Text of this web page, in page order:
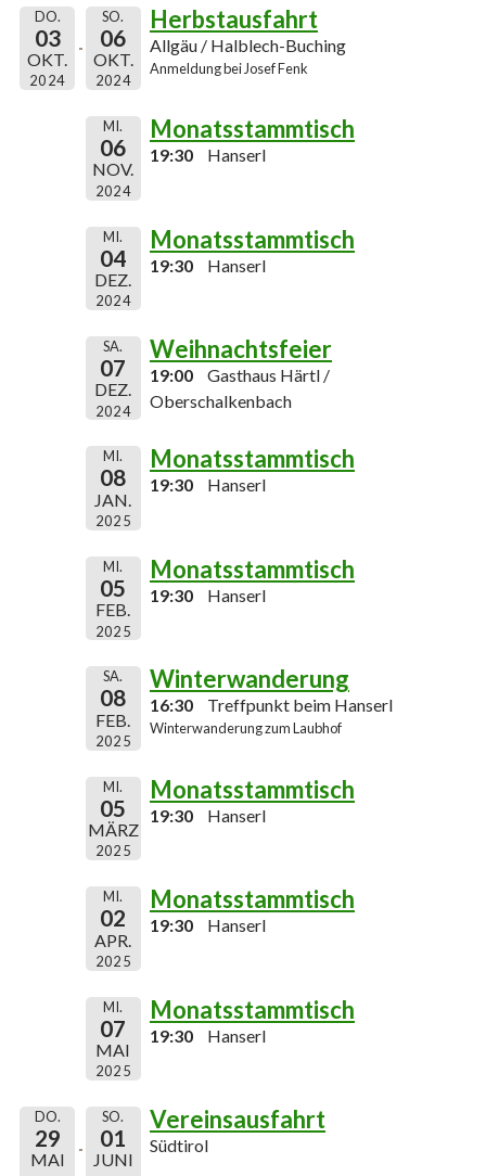
DO.
03
OKT.
2024
SO.
06
OKT.
2024
Herbstausfahrt
Allgäu / Halblech-Buching
Anmeldung bei Josef Fenk
MI.
06
NOV.
2024
Monatsstammtisch
19:30 Hanserl
MI.
04
DEZ.
2024
Monatsstammtisch
19:30 Hanserl
SA.
07
DEZ.
2024
Weihnachtsfeier
19:00
Gasthaus Härtl /
Oberschalkenbach
MI.
08
JAN.
2025
Monatsstammtisch
19:30 Hanserl
MI.
05
FEB.
2025
Monatsstammtisch
19:30 Hanserl
SA.
08
FEB.
2025
Winterwanderung
16:30 Treffpunkt beim Hanserl
Winterwanderung zum Laubhof
MI.
05
MÄRZ
2025
Monatsstammtisch
19:30 Hanserl
MI.
02
APR.
2025
Monatsstammtisch
19:30 Hanserl
MI.
07
MAI
2025
Monatsstammtisch
19:30 Hanserl
DO.
29
MAI
SO.
01
JUNI
Vereinsausfahrt
Südtirol